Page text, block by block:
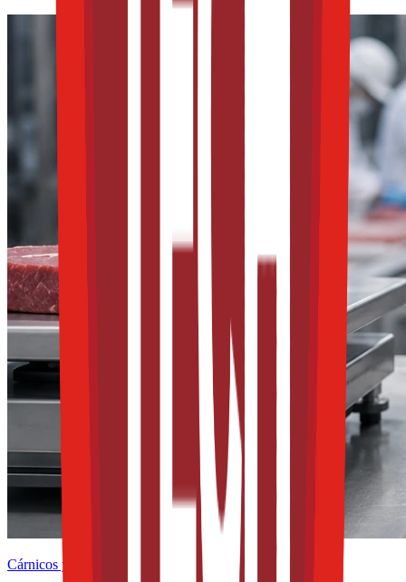
Cárnicos y alternativas plant-based